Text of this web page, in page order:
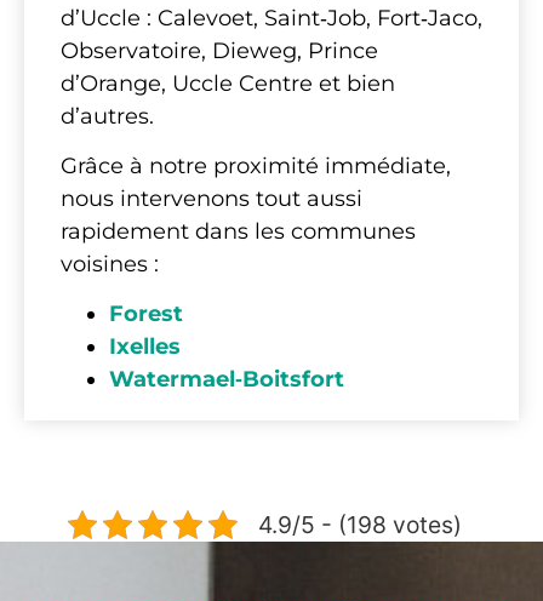
d’Uccle : Calevoet, Saint‑Job, Fort‑Jaco,
Observatoire, Dieweg, Prince
d’Orange, Uccle Centre et bien
d’autres.
Grâce à notre proximité immédiate,
nous intervenons tout aussi
rapidement dans les communes
voisines :
Forest
Ixelles
Watermael‑Boitsfort
4.9/5 - (198 votes)